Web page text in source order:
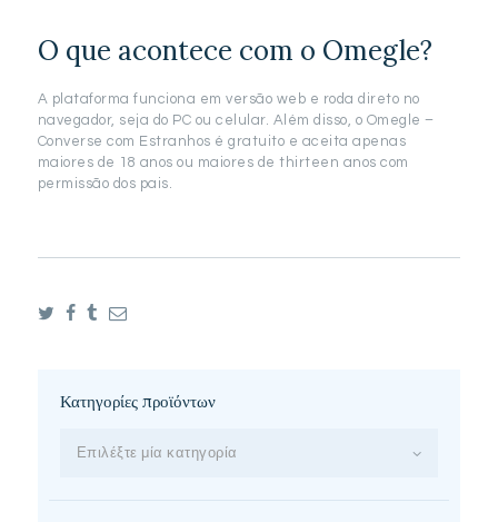
O que acontece com o Omegle?
A plataforma funciona em versão web e roda direto no
navegador, seja do PC ou celular. Além disso, o Omegle –
Converse com Estranhos é gratuito e aceita apenas
maiores de 18 anos ou maiores de thirteen anos com
permissão dos pais.
Κατηγορίες προϊόντων
Επιλέξτε μία κατηγορία